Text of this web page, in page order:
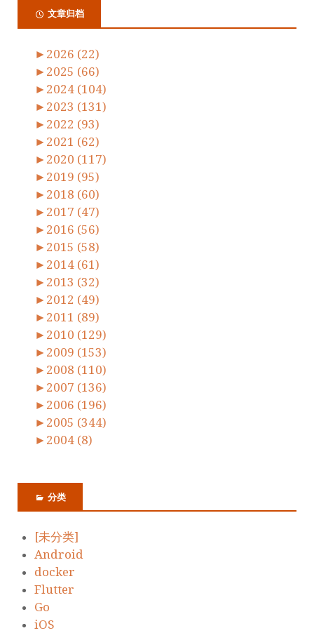
文章归档
► 2026 (22)
► 2025 (66)
► 2024 (104)
► 2023 (131)
► 2022 (93)
► 2021 (62)
► 2020 (117)
► 2019 (95)
► 2018 (60)
► 2017 (47)
► 2016 (56)
► 2015 (58)
► 2014 (61)
► 2013 (32)
► 2012 (49)
► 2011 (89)
► 2010 (129)
► 2009 (153)
► 2008 (110)
► 2007 (136)
► 2006 (196)
► 2005 (344)
► 2004 (8)
分类
[未分类]
Android
docker
Flutter
Go
iOS